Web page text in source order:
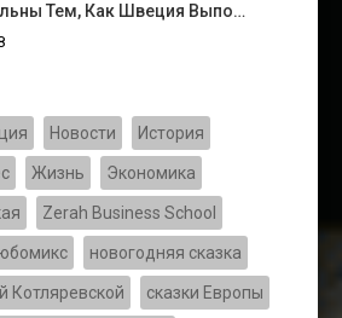
Тем, Как Швеция Выпо…
Новости История
Жизнь Экономика
Zerah Business School
новогодняя сказка
Котляревской сказки Европы